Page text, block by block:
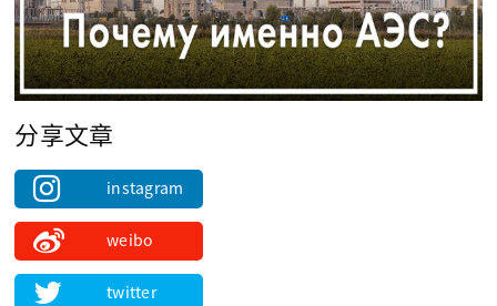
分享文章
instagram
weibo
twitter